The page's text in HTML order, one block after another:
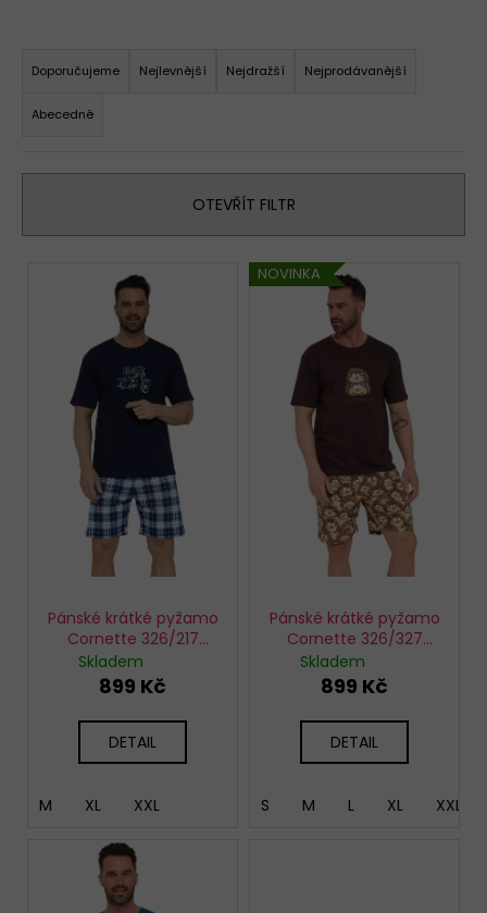
a
r
Doporučujeme Nejlevnější Nejdražší Nejprodávanější
Abecedně
OTEVŘÍT FILTR
Pánské krátké pyžamo
Cornette 326/217
Legend Rider
Skladem
899 Kč
DETAIL
M XL XXL
NOVINKA
Pánské krátké pyžamo
Cornette 326/327
Forever
Skladem
899 Kč
DETAIL
S M L XL XXL